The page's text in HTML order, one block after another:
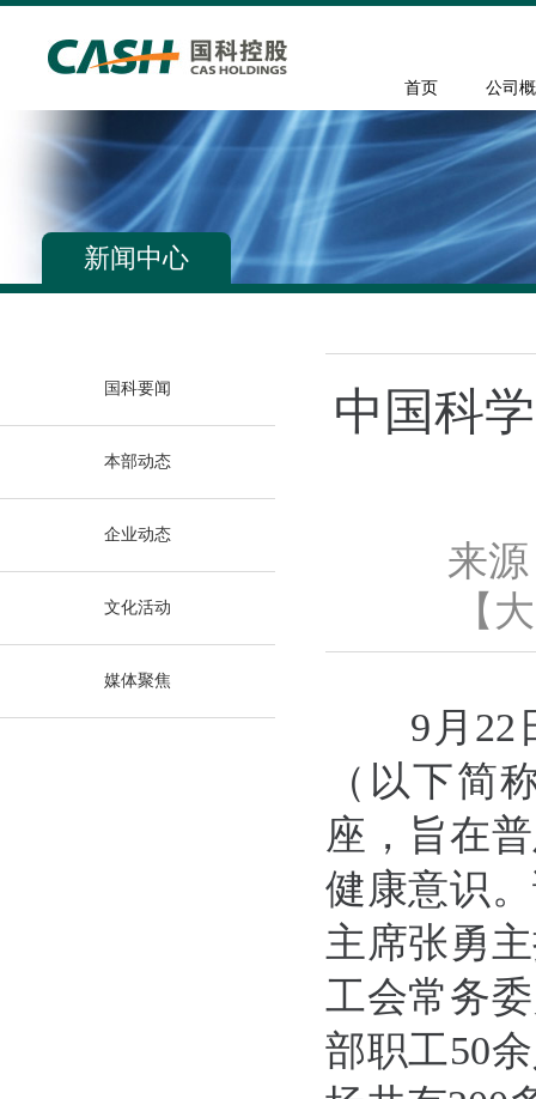
首页 公司
新闻中心
国科要闻
本部动态
企业动态
文化活动
媒体聚焦
中国科
来
【 大
9月22日
（以下简
座，旨在
健康意识
主席张勇
工会常务
部职工50